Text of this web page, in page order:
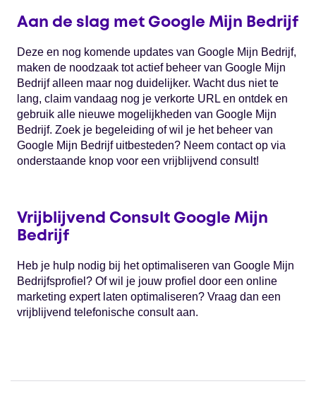
Aan de slag met Google Mijn Bedrijf
Deze en nog komende updates van Google Mijn Bedrijf,
maken de noodzaak tot actief beheer van Google Mijn
Bedrijf alleen maar nog duidelijker. Wacht dus niet te
lang, claim vandaag nog je verkorte URL en ontdek en
gebruik alle nieuwe mogelijkheden van Google Mijn
Bedrijf. Zoek je begeleiding of wil je het beheer van
Google Mijn Bedrijf uitbesteden? Neem contact op via
onderstaande knop voor een vrijblijvend consult!
Vrijblijvend Consult Google Mijn
Bedrijf
Heb je hulp nodig bij het optimaliseren van Google Mijn
Bedrijfsprofiel? Of wil je jouw profiel door een online
marketing expert laten optimaliseren? Vraag dan een
vrijblijvend telefonische consult aan.